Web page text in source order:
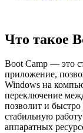
Что такое
Boot Camp — это
приложение,
Windows на
переключение
позволит и быстро
стабильную
аппаратных